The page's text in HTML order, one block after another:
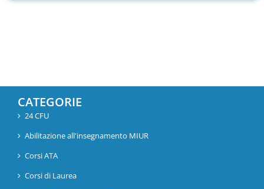
CATEGORIE
24 CFU
Abilitazione all'insegnamento MIUR
Corsi ATA
Corsi di Laurea